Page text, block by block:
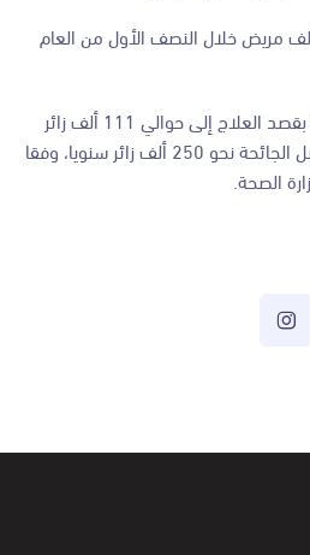
المملكة قرابة 90 ألف مريض خلال النصف الأول من العام
وانخفض عدد الزائرين للمملكة بقصد العلاج إلى حوالي 111 ألف زائر
سنويا، في حين كان عددهم قبل الجائحة نحو 250 ألف زائر سنويا، وفقا
الصحة.